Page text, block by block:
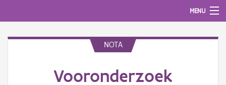
MENU
NOTA
Vooronderzoek